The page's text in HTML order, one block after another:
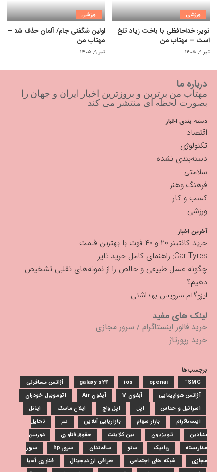
ورزشی
نویر: خداحافظی با باخت زیاد تلخ
است – مهتاب من
تیر ۹, ۱۴۰۵
ورزشی
اولین شگفتی جام/ آلمان حذف شد –
مهتاب من
تیر ۹, ۱۴۰۵
درباره ما
مهتاب من برترین و بروزترین اخبار ایران و جهان را
بصورت لحظه ای منتشر می کند
دسته بندی اخبار
اقتصاد
تکنولوژی
دسته‌بندی نشده
سلامتی
فرهنگ وهنر
کسب و کار
ورزشی
آخرین اخبار
خرید کانتینر ۲۰ و ۴۰ فوت با بهترین قیمت
Car Tyres: راهنمای کامل خرید تایر
چگونه عسل طبیعی و خالص را از نمونه‌های تقلبی تشخیص
دهیم؟
ایزوگام سرویس بهداشتی
لینک های مفید
خرید فالور اینستاگرام / سرور مجازی
خرید رپورتاژ
برچسب‌ها
galaxy s24 ios openai TSMC
آژانس مسافرتی
آژانس هواپیمایی
آیفون 17 آیفون Air
اتوموبیل خودران
اسرائیل و حماس
اپل اپل واچ ایلان ماسک
اینتل
اینستاگرام
بازار سهام بازاریابی آنلاین تتر
تحلیل
بنیادین
تلویزیون تین کلاینت حقوق فناوری
دوربین
مداربسته
رباتیک سئو سالمندان سرور hp
سرور
مجازی
شبکه های اجتماعی صرافی ارز دیجیتال
فناوری آسیا